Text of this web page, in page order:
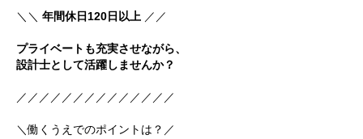
＼＼ 年間休日120日以上 ／／
プライベートも充実させながら、
設計士として活躍しませんか？
／／／／／／／／／／／／／／
＼働くうえでのポイントは？／